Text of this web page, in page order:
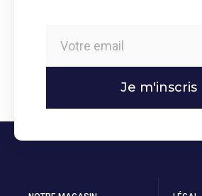
Je m'inscris